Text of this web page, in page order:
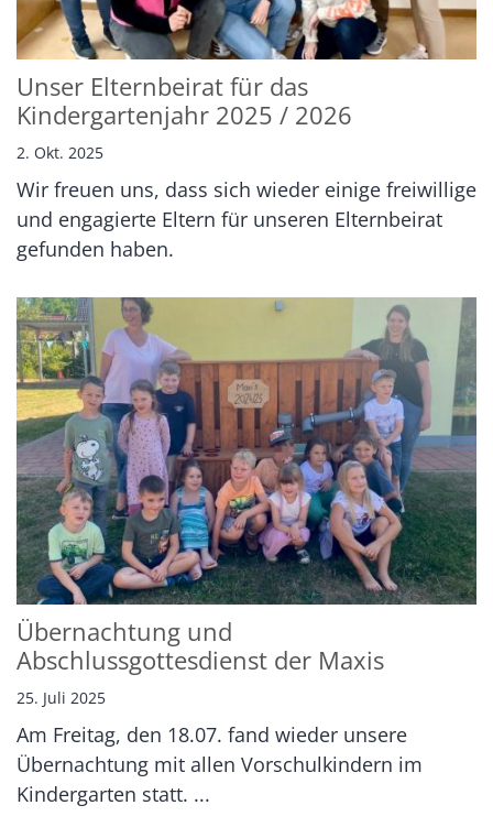
Unser Elternbeirat für das
Kindergartenjahr 2025 / 2026
2. Okt. 2025
Wir freuen uns, dass sich wieder einige freiwillige
und engagierte Eltern für unseren Elternbeirat
gefunden haben.
Übernachtung und
Abschlussgottesdienst der Maxis
25. Juli 2025
Am Freitag, den 18.07. fand wieder unsere
Übernachtung mit allen Vorschulkindern im
Kindergarten statt. ...